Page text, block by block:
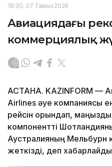
18:30, 07 Тамыз 2026
Авиациядағы
коммерциялық
АСТАНА. KAZINFORM —
Airlines әуе компаниясы
рейсін орындап,
компонентті
Аустралияның Мельбурн
жеткізді, деп хабарлайды